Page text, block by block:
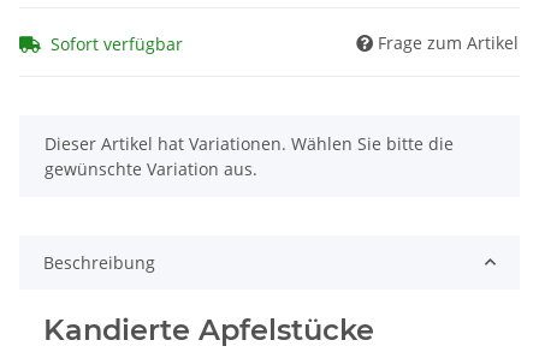
Sofort verfügbar Frage zum Artikel
x
Dieser Artikel hat Variationen. Wählen Sie bitte die
gewünschte Variation aus.
Beschreibung
Kandierte Apfelstücke